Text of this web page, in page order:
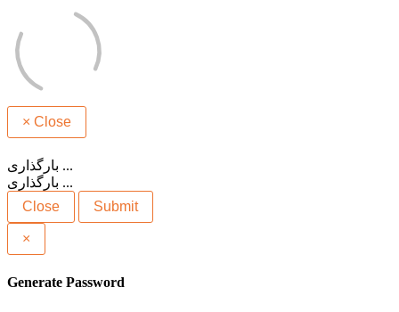
× Close
بارگذاری ...
بارگذاری ...
Close
Submit
×
Generate Password